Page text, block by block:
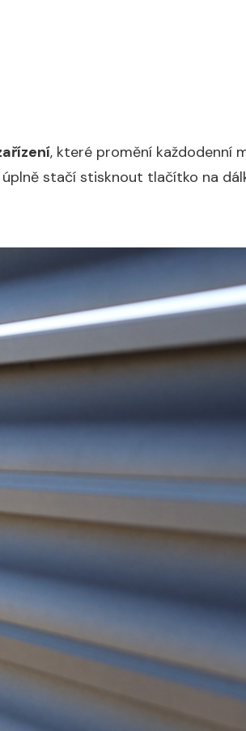
, které promění každodenní
stačí stisknout tlačítko na